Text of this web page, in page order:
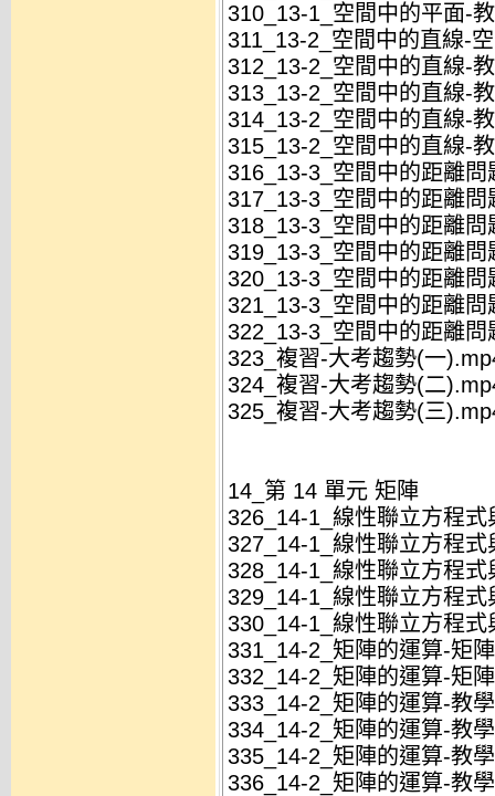
310_13-1_空間中的平面-
311_13-2_空間中的直線-
312_13-2_空間中的直線-
313_13-2_空間中的直線-
314_13-2_空間中的直線-
315_13-2_空間中的直線-
316_13-3_空間中的距離
317_13-3_空間中的距離
318_13-3_空間中的距離
319_13-3_空間中的距離
320_13-3_空間中的距離
321_13-3_空間中的距離
322_13-3_空間中的距離
323_複習-大考趨勢(一
324_複習-大考趨勢(二
325_複習-大考趨勢(三
14_第 14 單元 矩陣
326_14-1_線性聯立方程
327_14-1_線性聯立方程
328_14-1_線性聯立方程
329_14-1_線性聯立方程
330_14-1_線性聯立方程
331_14-2_矩陣的運算-矩
332_14-2_矩陣的運算-矩
333_14-2_矩陣的運算-教
334_14-2_矩陣的運算-教
335_14-2_矩陣的運算-教
336_14-2_矩陣的運算-教